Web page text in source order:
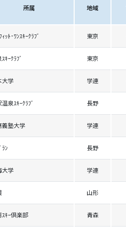
所属 地域
ｨｯﾄ･ﾜﾝｽｷｰｸﾗﾌﾞ 東京
ｷｰｸﾗﾌﾞ 東京
大学 学連
温泉ｽｷｰｸﾗﾌﾞ 長野
義塾大学 学連
ﾗﾝ 長野
大学 学連
山形
ｽｷｰ倶楽部 青森